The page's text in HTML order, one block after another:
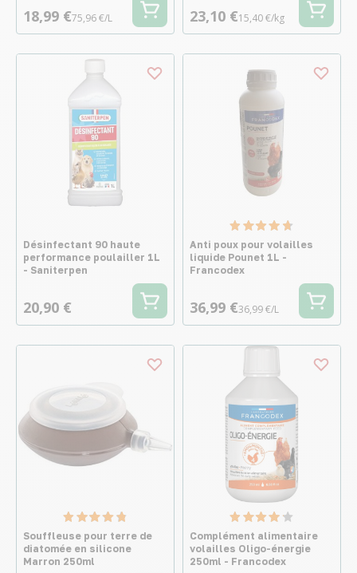
18,99 €75,96 €/L 23,10 €15,40 €/kg
Désinfectant 90 haute
performance poulailler 1L
- Saniterpen
20,90 €
Anti poux pour volailles
liquide Pounet 1L -
Francodex
36,99 €36,99 €/L
Souffleuse pour terre de
diatomée en silicone
Marron 250ml
Complément alimentaire
volailles Oligo-énergie
250ml - Francodex